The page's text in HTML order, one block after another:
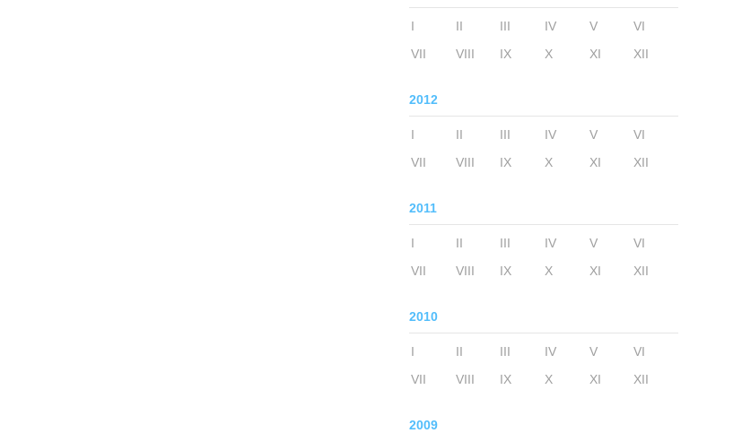
I II III IV V
VI
VII
VIII IX X XI XII
2012
I II III IV V
VI
VII
VIII IX X XI XII
2011
I II III IV V
VI
VII
VIII IX X XI XII
2010
I II III IV V
VI
VII
VIII IX X XI XII
2009